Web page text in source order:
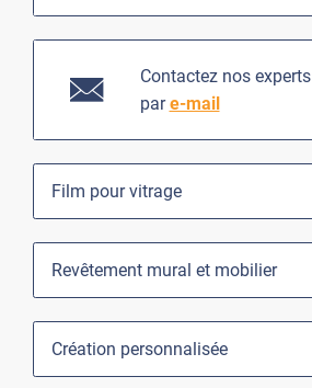
Contactez nos experts
pare-mail
Film pour vitrage
Revêtement mural et mobilier
Création personnalisée